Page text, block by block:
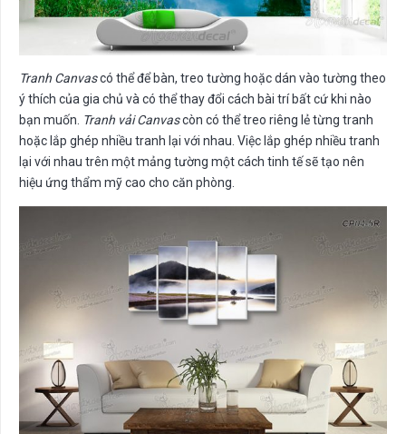
Tranh Canvascó thể để bàn, treo tường hoặc dán vào tường theo
ý thích của gia chủ và có thể thay đổi cách bài trí bất cứ khi nào
bạn muốn. Tranh vải Canvascòn có thể treo riêng lẻ từng tranh
hoặc lắp ghép nhiều tranh lại với nhau. Việc lắp ghép nhiều tranh
lại với nhau trên một mảng tường một cách tinh tế sẽ tạo nên
hiệu ứng thẩm mỹ cao cho căn phòng.